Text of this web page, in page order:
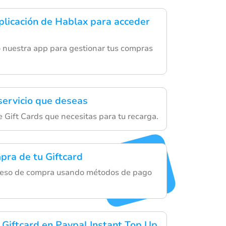
de Hablax para acceder
app para gestionar tus compras
que deseas
Gift Cards que necesitas para tu recarga.
de tu Giftcard
de compra usando métodos de pago